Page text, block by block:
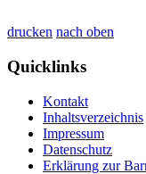
drucken nach oben
Quicklinks
Kontakt
Inhaltsverzeichnis
Impressum
Datenschutz
Erklärung zur